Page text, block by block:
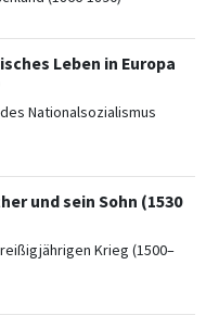
Leben in Europa
Nationalsozialismus
und sein Sohn (1530
Krieg (1500–